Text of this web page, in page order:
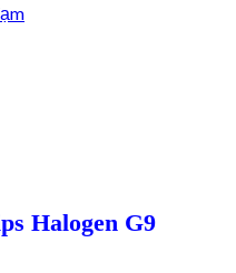
Halogen G9